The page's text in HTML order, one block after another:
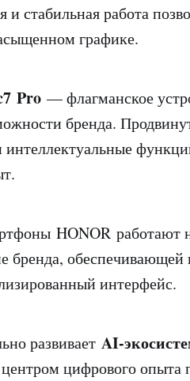
и стабильная работа
графике.
Pro — флагманское
бренда.
интеллектуальные
HONOR работают
бренда,
интерфейс.
развивает AI-
цифрового опыта